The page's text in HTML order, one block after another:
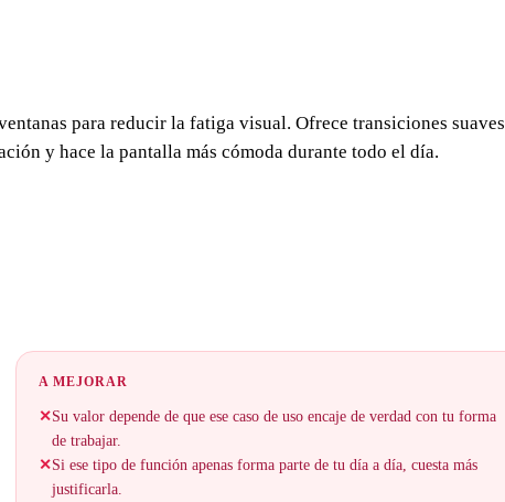
para reducir la fatiga visual. Ofrece transiciones suaves
y hace la pantalla más cómoda durante todo el día.
A MEJORAR
✕Su valor depende de que ese caso de uso encaje de verdad con tu forma
de trabajar.
✕Si ese tipo de función apenas forma parte de tu día a día, cuesta más
justificarla.